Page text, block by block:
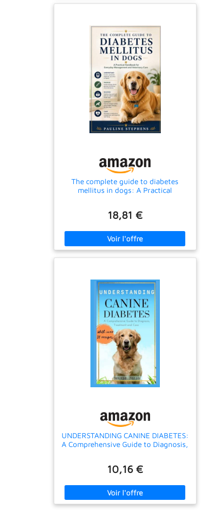
The complete guide to diabetes
mellitus in dogs: A Practical
18,81 €
UNDERSTANDING CANINE DIABETES:
A Comprehensive Guide to Diagnosis,
10,16 €